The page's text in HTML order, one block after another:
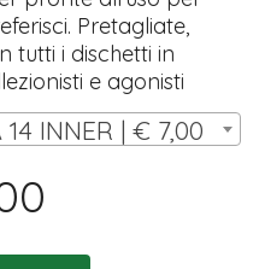
Pretagliate,
tutti i dischetti in
e agonisti
INNER | € 7,00